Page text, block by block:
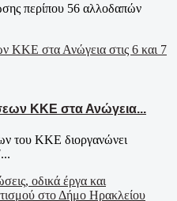
περίπου 56 αλλοδαπών
ΚΚΕ στα Ανώγεια...
του ΚΚΕ διοργανώνει